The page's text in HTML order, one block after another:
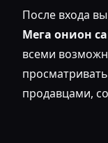
После входа
Мега онион
всеми
продавцами,